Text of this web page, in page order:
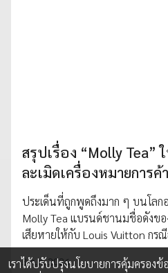
สรุปเรื่อง “Molly Tea”
ละเมิดเครื่องหมายการ
ประเด็นที่ถูกพูดถึงมาก ๆ บนโล
Molly Tea แบรนด์ชานมชื่อดังข
เสียหายให้กับ Louis Vuitton กร
3 ก.ค. 2026
เราได้ปรับปรุงนโยบายการคุ้มครอง